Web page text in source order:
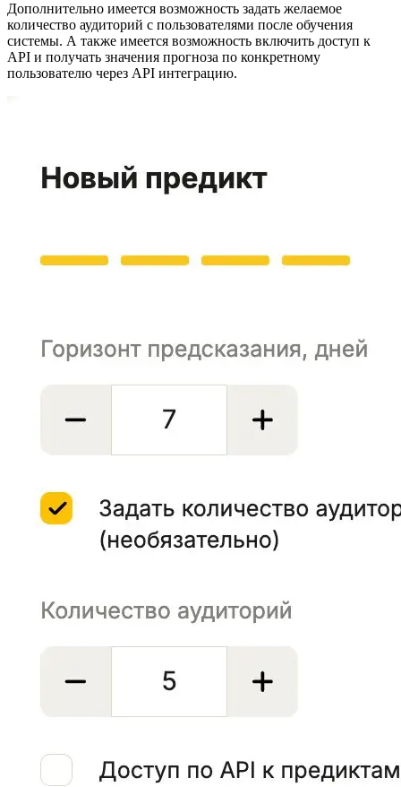
Дополнительно имеется возможность задать желаемое
количество аудиторий с пользователями после обучения
системы. А также имеется возможность включить доступ к
API и получать значения прогноза по конкретному
пользователю через API интеграцию.